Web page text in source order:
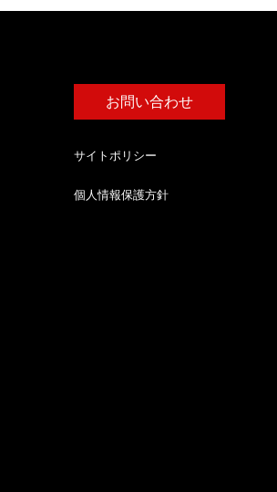
お問い合わせ
サイトポリシー
個人情報保護方針